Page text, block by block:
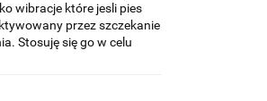
wibracje które jesli pies
przez szczekanie
Stosuję się go w celu